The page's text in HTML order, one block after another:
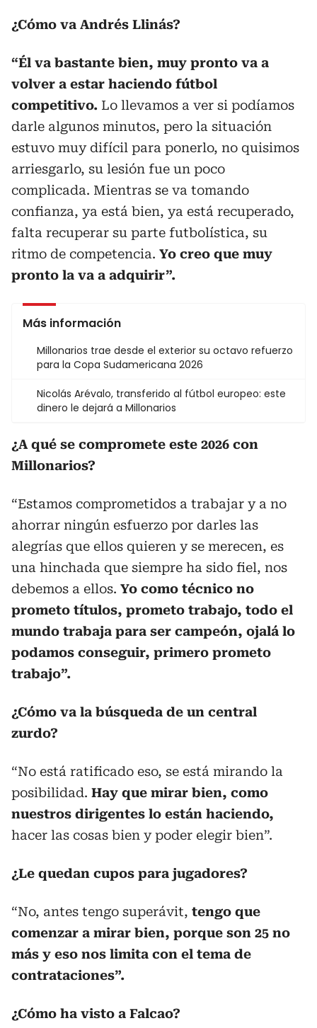
¿Cómo va Andrés Llinás?
“Él va bastante bien, muy pronto va a
volver a estar haciendo fútbol
competitivo. Lo llevamos a ver si podíamos
darle algunos minutos, pero la situación
estuvo muy difícil para ponerlo, no quisimos
arriesgarlo, su lesión fue un poco
complicada. Mientras se va tomando
confianza, ya está bien, ya está recuperado,
falta recuperar su parte futbolística, su
ritmo de competencia. Yo creo que muy
pronto la va a adquirir”.
Más información
Millonarios trae desde el exterior su octavo refuerzo
para la Copa Sudamericana 2026
Nicolás Arévalo, transferido al fútbol europeo: este
dinero le dejará a Millonarios
¿A qué se compromete este 2026 con
Millonarios?
“Estamos comprometidos a trabajar y a no
ahorrar ningún esfuerzo por darles las
alegrías que ellos quieren y se merecen, es
una hinchada que siempre ha sido fiel, nos
debemos a ellos. Yo como técnico no
prometo títulos, prometo trabajo, todo el
mundo trabaja para ser campeón, ojalá lo
podamos conseguir, primero prometo
trabajo”.
¿Cómo va la búsqueda de un central
zurdo?
“No está ratificado eso, se está mirando la
posibilidad. Hay que mirar bien, como
nuestros dirigentes lo están haciendo,
hacer las cosas bien y poder elegir bien”.
¿Le quedan cupos para jugadores?
“No, antes tengo superávit, tengo que
comenzar a mirar bien, porque son 25 no
más y eso nos limita con el tema de
contrataciones”.
¿Cómo ha visto a Falcao?